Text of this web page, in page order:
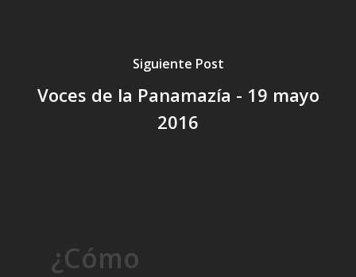
Siguiente Post
Voces de la Panamazía - 19 mayo
2016
¿Cómo